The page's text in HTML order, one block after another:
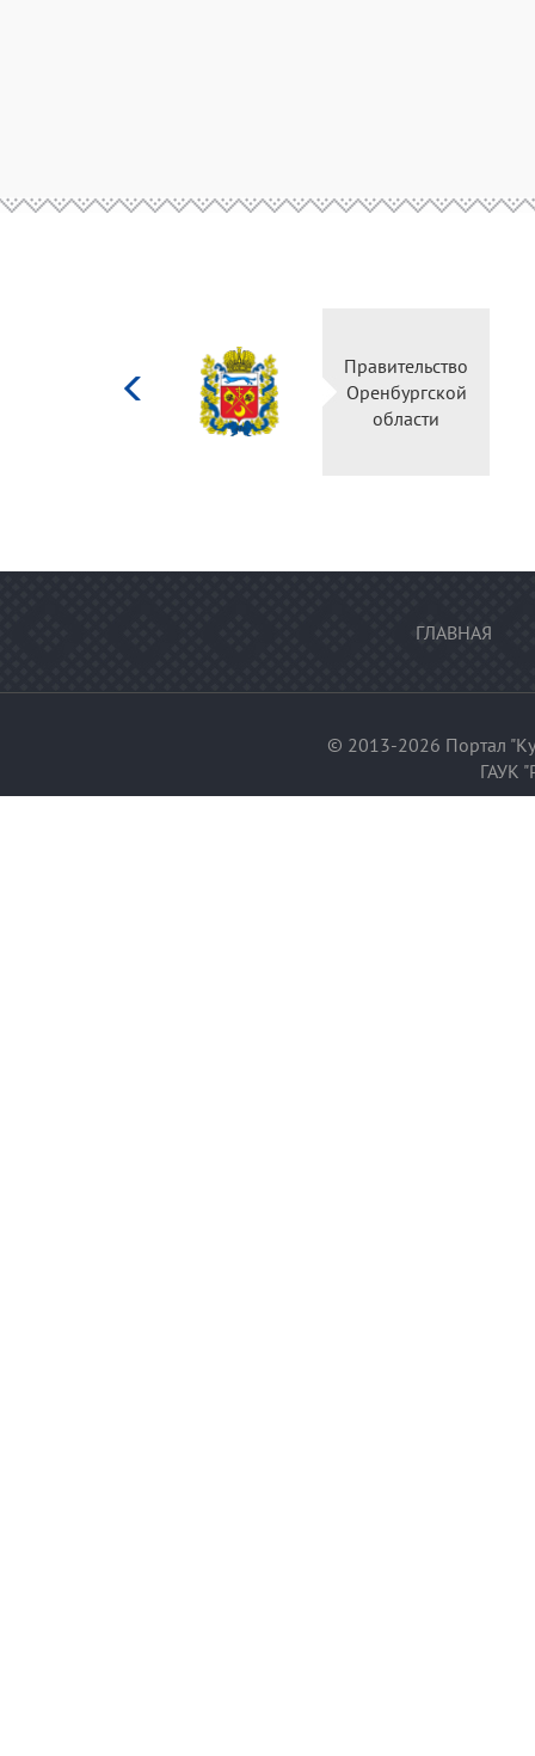
Министерство
культуры
Российской
федерации
ГЛАВНАЯ
© 2013-2026 Портал
ГАУК